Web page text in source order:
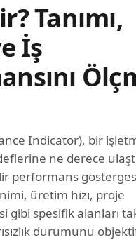
Tanımı,
İş
Indicator), bir
ne derece
performans
üretim hızı, proje
gibi spesifik alanları
durumunu